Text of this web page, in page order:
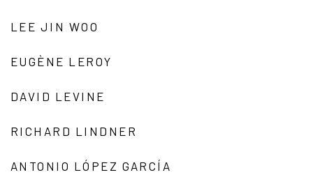
LEE JIN WOO
EUGÈNE LEROY
DAVID LEVINE
RICHARD LINDNER
ANTONIO LÓPEZ GARCÍA